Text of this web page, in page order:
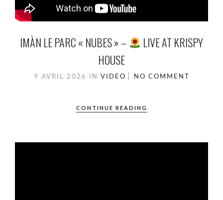
IMÀN LE PARC « NUBES » –
LIVE AT KRISPY
HOUSE
9 AVRIL 2026 IN VIDEO NO COMMENT
CONTINUE READING